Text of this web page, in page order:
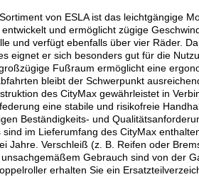
von ESLA ist das leichtgängige
und ermöglicht zügige
und verfügt ebenfalls über vier Räder.
eignet er sich besonders gut für die
Fußraum ermöglicht eine
bleibt der Schwerpunkt
des CityMax gewährleistet in
eine stabile und risikofreie
Beständigkeits- und
im Lieferumfang des CityMax
Jahre. Verschleiß (z. B. Reifen oder
Gebrauch sind von der
erhalten Sie ein